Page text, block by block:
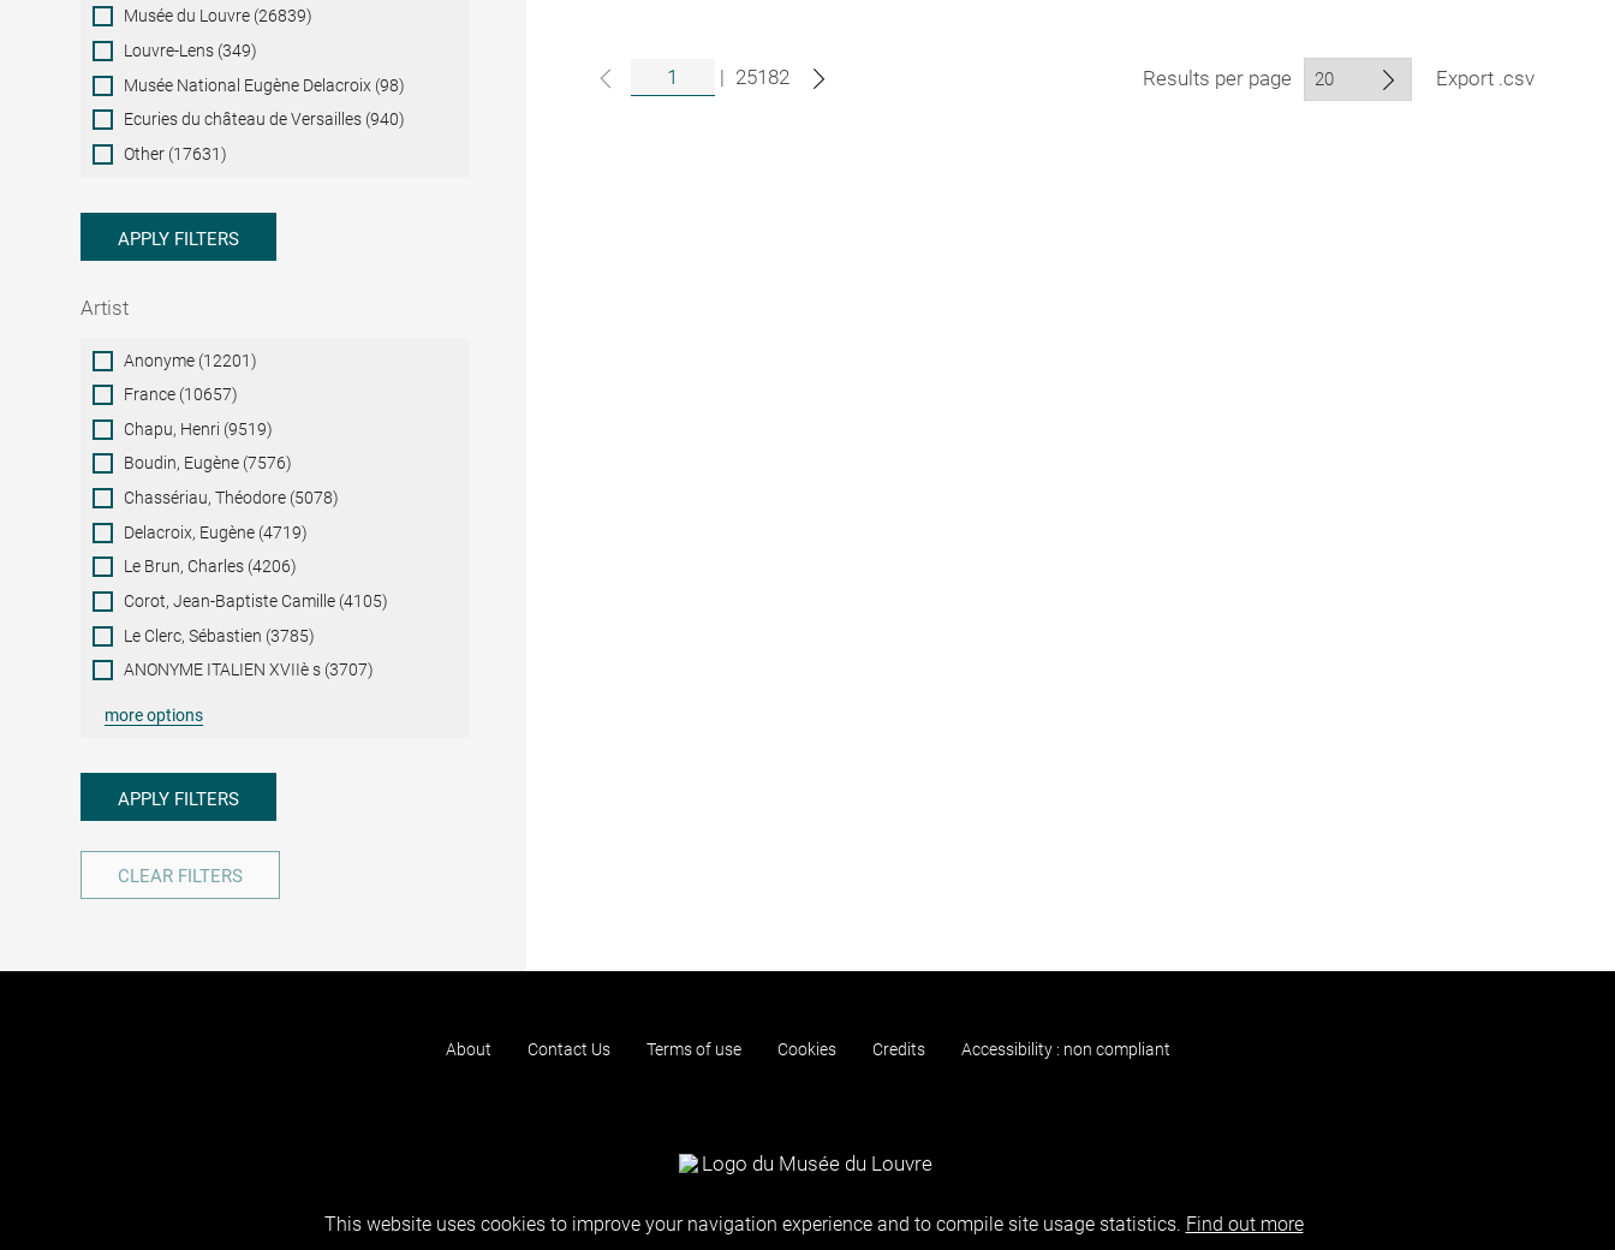
On
display
Musée du Louvre (26839)
Louvre-Lens (349)
Musée National Eugène Delacroix (98)
Ecuries du château de Versailles (940)
Other (17631)
APPLY FILTERS
Artist
ArtistAnonyme (12201)
France (10657)
Chapu, Henri (9519)
Boudin, Eugène (7576)
Chassériau, Théodore (5078)
Delacroix, Eugène (4719)
Le Brun, Charles (4206)
Corot, Jean-Baptiste Camille (4105)
Le Clerc, Sébastien (3785)
ANONYME ITALIEN XVIIè s (3707)
more options
APPLY FILTERS
CLEAR FILTERS
| 25182 Results per page Export .csv
About Contact Us Terms of use Cookies Credits Accessibility : non compliant
This website uses cookies to improve your navigation experience and to compile site usage statistics. Find out more